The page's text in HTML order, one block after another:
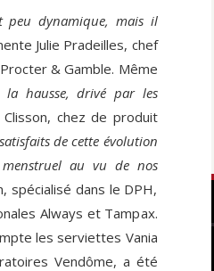
peu dynamique, mais il
Julie Pradeilles, chef
& Gamble. Même
la hausse, drivé par les
chez de produit
de cette évolution
au vu de nos
spécialisé dans le DPH,
Always et Tampax.
les serviettes Vania
Vendôme, a été